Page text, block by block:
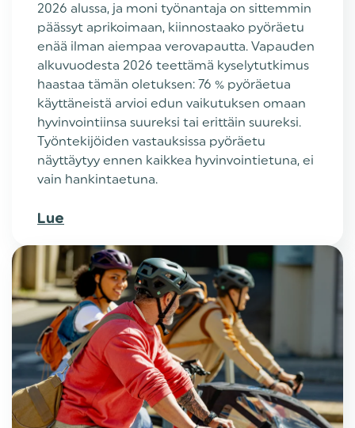
2026 alussa, ja moni työnantaja on sittemmin
päässyt aprikoimaan, kiinnostaako pyöräetu
enää ilman aiempaa verovapautta. Vapauden
alkuvuodesta 2026 teettämä kyselytutkimus
haastaa tämän oletuksen: 76 % pyöräetua
käyttäneistä arvioi edun vaikutuksen omaan
hyvinvointiinsa suureksi tai erittäin suureksi.
Työntekijöiden vastauksissa pyöräetu
näyttäytyy ennen kaikkea hyvinvointietuna, ei
vain hankintaetuna.
Lue